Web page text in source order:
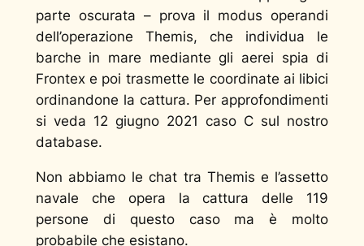
parte oscurata – prova il modus operandi
dell’operazione Themis, che individua le
barche in mare mediante gli aerei spia di
Frontex e poi trasmette le coordinate ai libici
ordinandone la cattura. Per approfondimenti
si veda 12 giugno 2021 caso C sul nostro
database.
Non abbiamo le chat tra Themis e l’assetto
navale che opera la cattura delle 119
persone di questo caso ma è molto
probabile che esistano.